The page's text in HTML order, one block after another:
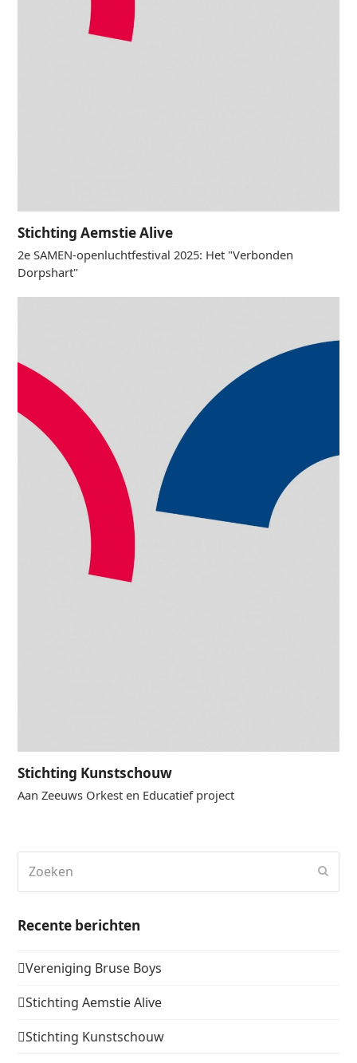
Stichting Aemstie Alive
2e SAMEN-openluchtfestival 2025: Het "Verbonden
Dorpshart"
Stichting Kunstschouw
Aan Zeeuws Orkest en Educatief project
Recente berichten
Vereniging Bruse Boys
Stichting Aemstie Alive
Stichting Kunstschouw